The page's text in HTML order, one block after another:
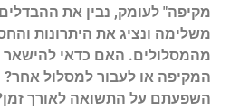
מקיפה" לעומק, נבין את ההבדלים
משלימה ונציג את היתרונות
מהמסלולים. האם כדאי להישאר
המקיפה או לעבור למסלול
השפעתם על התשואה לאורך